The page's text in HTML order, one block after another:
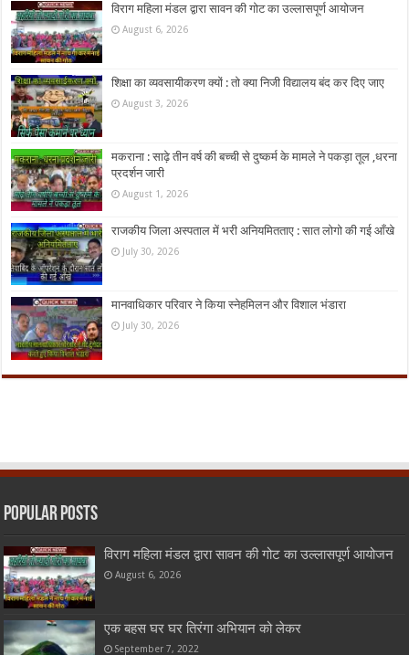
विराग महिला मंडल द्वारा सावन की गोट का उल्लासपूर्ण आयोजन
August 6, 2026
शिक्षा का व्यवसायीकरण क्यों : तो क्या निजी विद्यालय बंद कर दिए जाए
August 3, 2026
मकराना : साढ़े तीन वर्ष की बच्ची से दुष्कर्म के मामले ने पकड़ा तूल ,धरना
प्रदर्शन जारी
August 1, 2026
राजकीय जिला अस्पताल में भरी अनियमितताए : सात लोगो की गई आँखे
July 30, 2026
मानवाधिकार परिवार ने किया स्नेहमिलन और विशाल भंडारा
July 30, 2026
Popular Posts
विराग महिला मंडल द्वारा सावन की गोट का उल्लासपूर्ण आयोजन
August 6, 2026
एक बहस घर घर तिरंगा अभियान को लेकर
September 7, 2022